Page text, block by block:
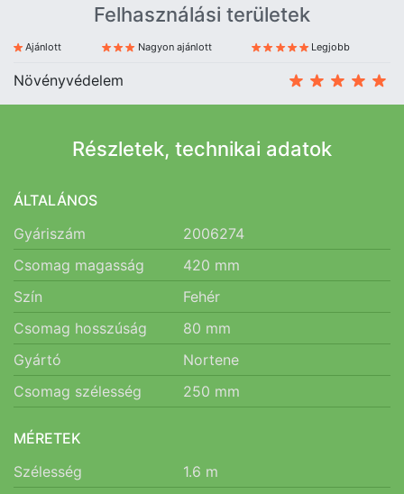
Felhasználási területek
Ajánlott Nagyon ajánlott Legjobb
Növényvédelem
Részletek, technikai adatok
ÁLTALÁNOS
Gyáriszám
2006274
Csomag magasság
420 mm
Szín
Fehér
Csomag hosszúság
80 mm
Gyártó
Nortene
Csomag szélesség
250 mm
MÉRETEK
Szélesség
1.6 m